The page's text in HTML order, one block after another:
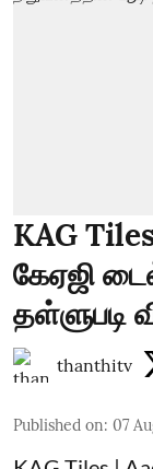
KAG
கேஏஜி
thanthitv
Published on: 07